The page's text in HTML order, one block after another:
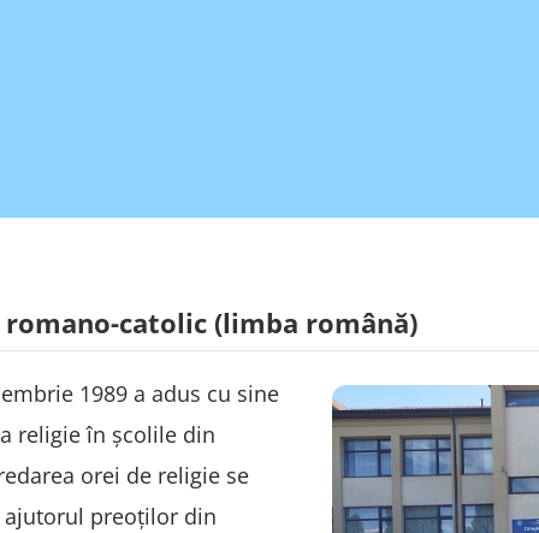
catolic (limba română)
1989 a adus cu sine
religie în școlile din
orei de religie se
ajutorul preoților din